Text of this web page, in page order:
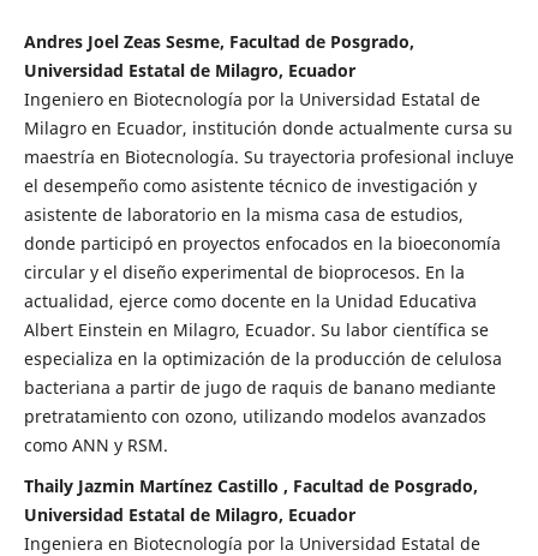
Andres Joel Zeas Sesme, Facultad de Posgrado,
Universidad Estatal de Milagro, Ecuador
Ingeniero en Biotecnología por la Universidad Estatal de
Milagro en Ecuador, institución donde actualmente cursa su
maestría en Biotecnología. Su trayectoria profesional incluye
el desempeño como asistente técnico de investigación y
asistente de laboratorio en la misma casa de estudios,
donde participó en proyectos enfocados en la bioeconomía
circular y el diseño experimental de bioprocesos. En la
actualidad, ejerce como docente en la Unidad Educativa
Albert Einstein en Milagro, Ecuador. Su labor científica se
especializa en la optimización de la producción de celulosa
bacteriana a partir de jugo de raquis de banano mediante
pretratamiento con ozono, utilizando modelos avanzados
como ANN y RSM.
Thaily Jazmin Martínez Castillo , Facultad de Posgrado,
Universidad Estatal de Milagro, Ecuador
Ingeniera en Biotecnología por la Universidad Estatal de